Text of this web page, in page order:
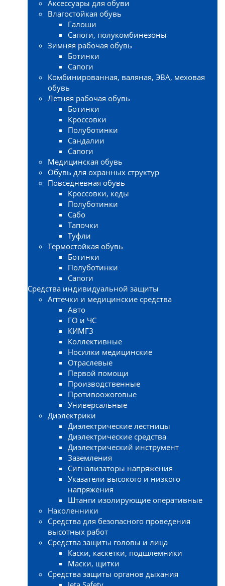
Аксессуары для обуви
Влагостойкая обувь
Галоши
Сапоги, полукомбинезоны
Зимняя рабочая обувь
Ботинки
Сапоги
Комбинированная, валяная, ЭВА, меховая
обувь
Летняя рабочая обувь
Ботинки
Кроссовки
Полуботинки
Сандалии
Сапоги
Медицинская обувь
Обувь для охранных структур
Повседневная обувь
Кроссовки, кеды
Полуботинки
Сабо
Тапочки
Туфли
Термостойкая обувь
Ботинки
Полуботинки
Сапоги
Средства индивидуальной защиты
Аптечки и медицинские средства
Авто
ГО и ЧС
КИМГЗ
Коллективные
Носилки медицинские
Отраслевые
Первой помощи
Производственные
Противоожоговые
Универсальные
Диэлектрики
Диэлектрические лестницы
Диэлектрические средства
Диэлектрический инструмент
Заземления
Сигнализаторы напряжения
Указатели высокого и низкого
напряжения
Штанги изолирующие оперативные
Наколенники
Средства для безопасного проведения
высотных работ
Средства защиты головы и лица
Каски, каскетки, подшлемники
Маски, щитки
Средства защиты органов дыхания